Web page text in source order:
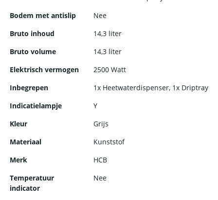
te reinigen en te onderhouden.
Bodem met antislip
Nee
Bruto inhoud
14,3 liter
Bruto volume
14,3 liter
Elektrisch vermogen
2500 Watt
Inbegrepen
1x Heetwaterdispenser, 1x Driptray
Indicatielampje
Y
Kleur
Grijs
Materiaal
Kunststof
Merk
HCB
Temperatuur
indicator
Nee